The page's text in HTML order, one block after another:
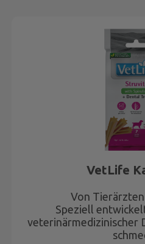
VetLife
Von
Speziell
veterinärmedizinischer